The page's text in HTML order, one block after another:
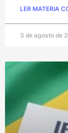
LER MATERIA
3 de agosto de